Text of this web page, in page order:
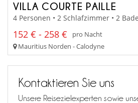
VILLA COURTE PAILLE
4 Personen • 2 Schlafzimmer • 2
152 € - 258 €
pro Nacht
Mauritius Norden - Calodyne
Kontaktieren Sie uns
Unsere Reisezielexperten sowie